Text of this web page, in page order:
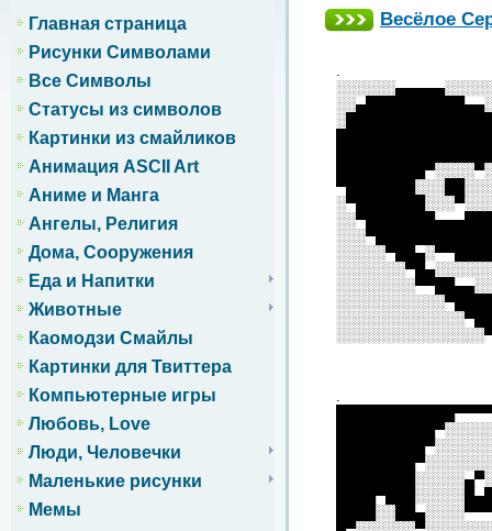
Главная страница
Рисунки Символами
Все Символы
Статусы из символов
Картинки из смайликов
Анимация ASCII Art
Аниме и Манга
Ангелы, Религия
Дома, Сооружения
Еда и Напитки
Животные
Каомодзи Смайлы
Картинки для Твиттера
Компьютерные игры
Любовь, Love
Люди, Человечки
Маленькие рисунки
Мемы
Весёлое
.